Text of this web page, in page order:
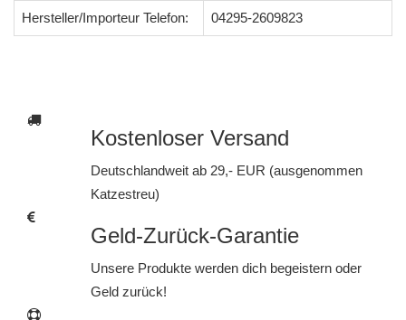
Hersteller/Importeur Telefon: 04295-2609823
Kostenloser Versand
Deutschlandweit ab 29,- EUR (ausgenommen
Katzestreu)
Geld-Zurück-Garantie
Unsere Produkte werden dich begeistern oder
Geld zurück!